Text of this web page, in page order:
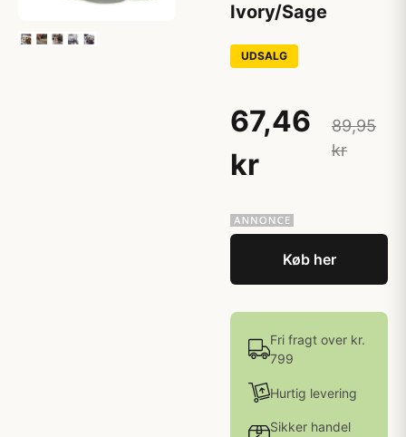
Ivory/Sage
UDSALG
67,46
kr
89,95
kr
Køb her
Fri fragt over kr.
799
Hurtig levering
Sikker handel